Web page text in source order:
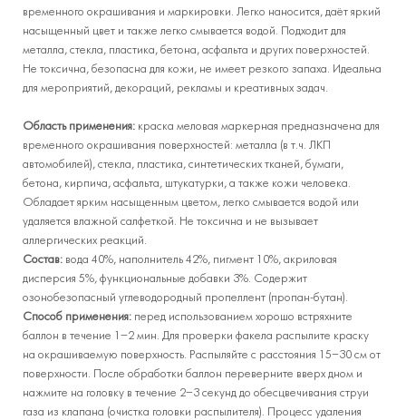
временного окрашивания и маркировки. Легко наносится, даёт яркий
насыщенный цвет и также легко смывается водой. Подходит для
металла, стекла, пластика, бетона, асфальта и других поверхностей.
Не токсична, безопасна для кожи, не имеет резкого запаха. Идеальна
для мероприятий, декораций, рекламы и креативных задач.
Область применения: краска меловая маркерная предназначена для
временного окрашивания поверхностей: металла (в т.ч. ЛКП
автомобилей), стекла, пластика, синтетических тканей, бумаги,
бетона, кирпича, асфальта, штукатурки, а также кожи человека.
Обладает ярким насыщенным цветом, легко смывается водой или
удаляется влажной салфеткой. Не токсична и не вызывает
аллергических реакций.
Состав: вода 40%, наполнитель 42%, пигмент 10%, акриловая
дисперсия 5%, функциональные добавки 3%. Содержит
озонобезопасный углеводородный пропеллент (пропан-бутан).
Способ применения: перед использованием хорошо встряхните
баллон в течение 1–2 мин. Для проверки факела распылите краску
на окрашиваемую поверхность. Распыляйте с расстояния 15–30 см от
поверхности. После обработки баллон переверните вверх дном и
нажмите на головку в течение 2–3 секунд до обесцвечивания струи
газа из клапана (очистка головки распылителя). Процесс удаления